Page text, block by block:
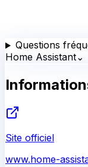
Questions
Home Assistant⌄
Site officiel
www.home-